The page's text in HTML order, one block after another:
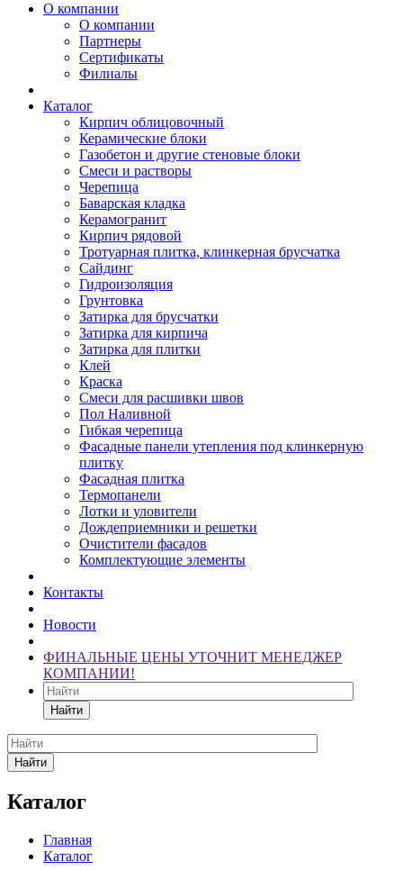
О компании
О компании
Партнеры
Сертификаты
Филиалы
Каталог
Кирпич облицовочный
Керамические блоки
Газобетон и другие стеновые блоки
Смеси и растворы
Черепица
Баварская кладка
Керамогранит
Кирпич рядовой
Тротуарная плитка, клинкерная брусчатка
Сайдинг
Гидроизоляция
Грунтовка
Затирка для брусчатки
Затирка для кирпича
Затирка для плитки
Клей
Краска
Смеси для расшивки швов
Пол Наливной
Гибкая черепица
Фасадные панели утепления под клинкерную
плитку
Фасадная плитка
Термопанели
Лотки и уловители
Дождеприемники и решетки
Очистители фасадов
Комплектующие элементы
Контакты
Новости
ФИНАЛЬНЫЕ ЦЕНЫ УТОЧНИТ МЕНЕДЖЕР
КОМПАНИИ!
Найти
Найти
Каталог
Главная
Каталог